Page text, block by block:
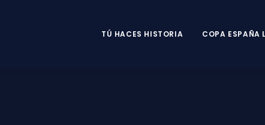
TÚ HACES HISTORIA COPA ESPAÑA